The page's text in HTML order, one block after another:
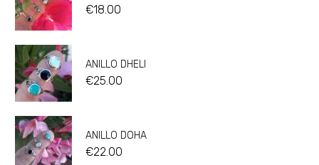
€18.00
ANILLO DHELI
€25.00
ANILLO DOHA
€22.00